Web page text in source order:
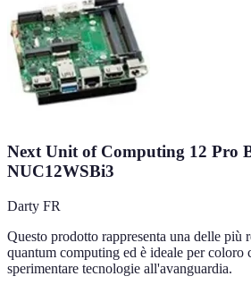
Next Unit of Computing 12 Pro
NUC12WSBi3
Darty FR
Questo prodotto rappresenta una delle più
quantum computing ed è ideale per coloro
sperimentare tecnologie all'avanguardia.